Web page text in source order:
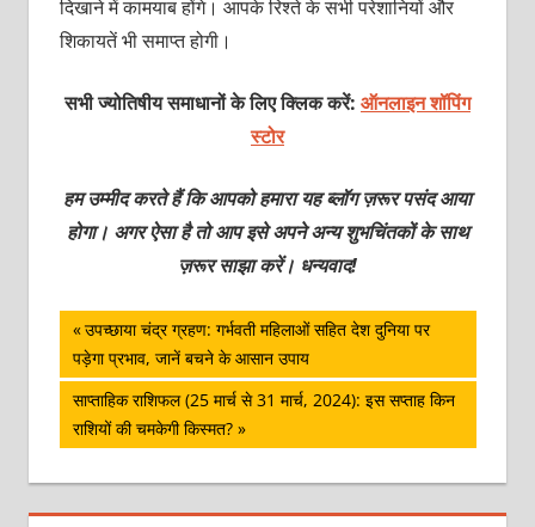
दिखाने में कामयाब होंगे। आपके रिश्ते के सभी परेशानियों और
शिकायतें भी समाप्त होगी।
सभी ज्योतिषीय समाधानों के लिए क्लिक करें: ऑनलाइन शॉपिंग
स्टोर
हम उम्मीद करते हैं कि आपको हमारा यह ब्लॉग ज़रूर पसंद आया
होगा। अगर ऐसा है तो आप इसे अपने अन्य शुभचिंतकों के साथ
ज़रूर साझा करें। धन्यवाद!
पोस्ट
नेविगेशन
Previous
Post:
उपच्छाया चंद्र ग्रहण: गर्भवती महिलाओं सहित देश दुनिया पर
पड़ेगा प्रभाव, जानें बचने के आसान उपाय
Next
Post:
साप्ताहिक राशिफल (25 मार्च से 31 मार्च, 2024): इस सप्ताह किन
राशियों की चमकेगी किस्मत?